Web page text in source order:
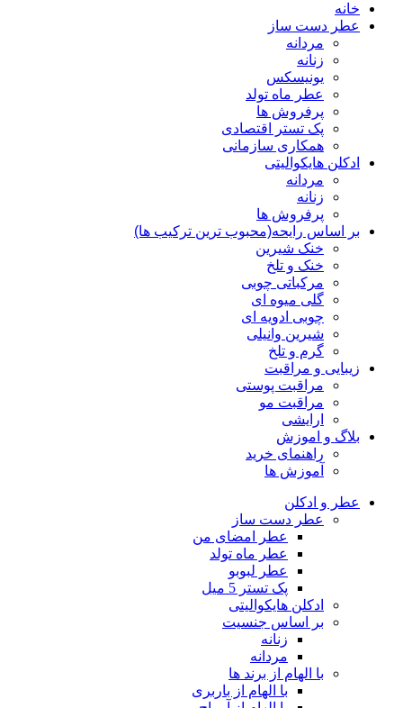
خانه
عطر دست ساز
مردانه
زنانه
یونیسکس
عطر ماه تولد
پرفروش ها
پک تستر اقتصادی
همکاری سازمانی
ادکلن هایکوالیتی
مردانه
زنانه
پرفروش ها
بر اساس رایحه(محبوب ترین ترکیب ها)
خنک شیرین
خنک و تلخ
مرکباتی چوبی
گلی میوه ای
چوبی ادویه ای
شیرین وانیلی
گرم و تلخ
زیبایی و مراقبت
مراقبت پوستی
مراقبت مو
ارایشی
بلاگ و اموزش
راهنمای خرید
آموزش ها
عطر و ادکلن
عطر دست ساز
عطر امضای من
عطر ماه تولد
عطر لبوبو
پک تستر 5 میل
ادکلن هایکوالیتی
بر اساس جنسیت
زنانه
مردانه
با الهام از برند ها
با الهام از باربری